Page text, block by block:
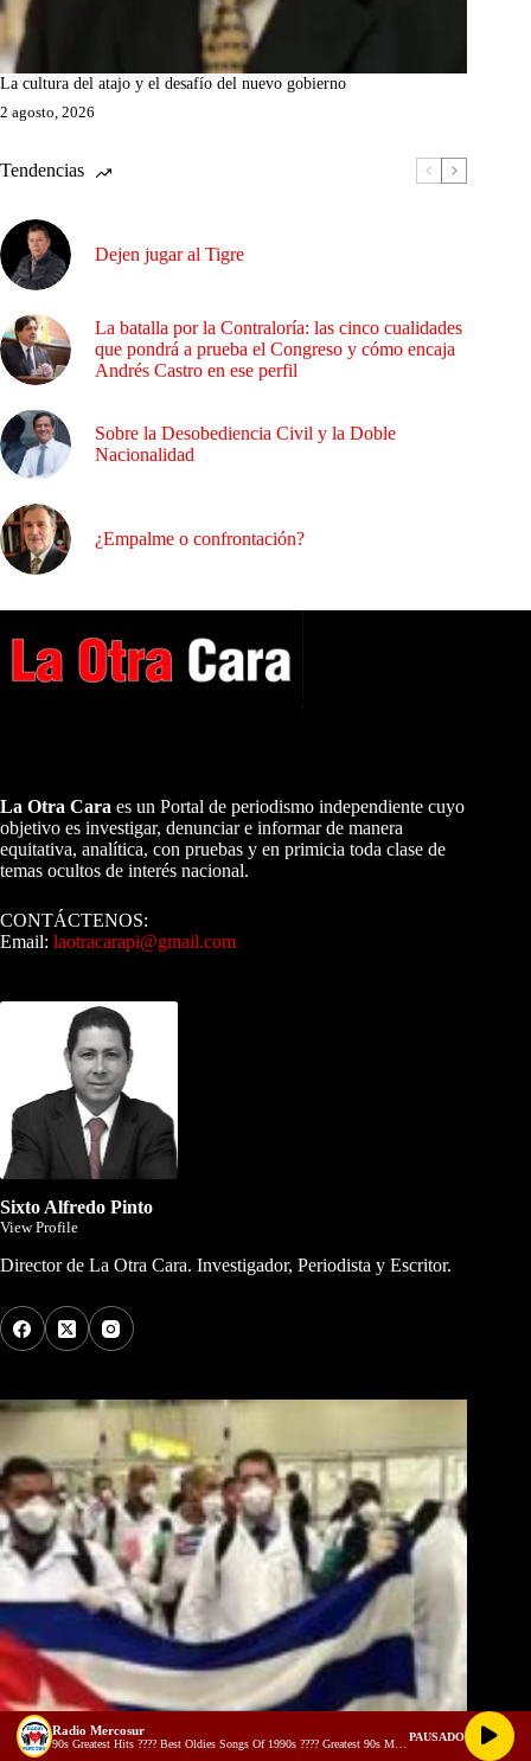
La cultura del atajo y el desafío del nuevo gobierno
2 agosto, 2026
Tendencias
Dejen jugar al Tigre
La batalla por la Contraloría: las cinco cualidades
que pondrá a prueba el Congreso y cómo encaja
Andrés Castro en ese perfil
Sobre la Desobediencia Civil y la Doble
Nacionalidad
¿Empalme o confrontación?
La Otra Cara es un Portal de periodismo independiente cuyo
objetivo es investigar, denunciar e informar de manera
equitativa, analítica, con pruebas y en primicia toda clase de
temas ocultos de interés nacional.
CONTÁCTENOS:
Email: laotracarapi@gmail.com
Sixto Alfredo Pinto
View Profile
Director de La Otra Cara. Investigador, Periodista y Escritor.
Radio Mercosur
90s Greatest Hits ???? Best Oldies Songs Of 1990s ???? Greatest 90s Music Hits (128 kbps)
PAUSADO